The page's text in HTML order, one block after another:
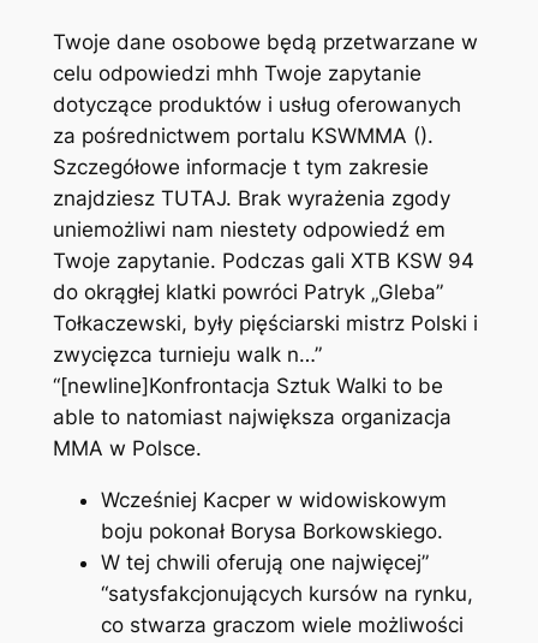
Twoje dane osobowe będą przetwarzane w
celu odpowiedzi mhh Twoje zapytanie
dotyczące produktów i usług oferowanych
za pośrednictwem portalu KSWMMA ().
Szczegółowe informacje t tym zakresie
znajdziesz TUTAJ. Brak wyrażenia zgody
uniemożliwi nam niestety odpowiedź em
Twoje zapytanie. Podczas gali XTB KSW 94
do okrągłej klatki powróci Patryk „Gleba”
Tołkaczewski, były pięściarski mistrz Polski i
zwycięzca turnieju walk n…”
“[newline]Konfrontacja Sztuk Walki to be
able to natomiast największa organizacja
MMA w Polsce.
Wcześniej Kacper w widowiskowym
boju pokonał Borysa Borkowskiego.
W tej chwili oferują one najwięcej”
“satysfakcjonujących kursów na rynku,
co stwarza graczom wiele możliwości